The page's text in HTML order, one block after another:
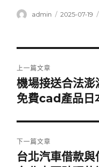
作
admin
發
2025-07-19
章
導
覽
上一篇文章
上
一
文
章:
機場接送合法
免費cad產品日
下一篇文章
下
台北汽車借款